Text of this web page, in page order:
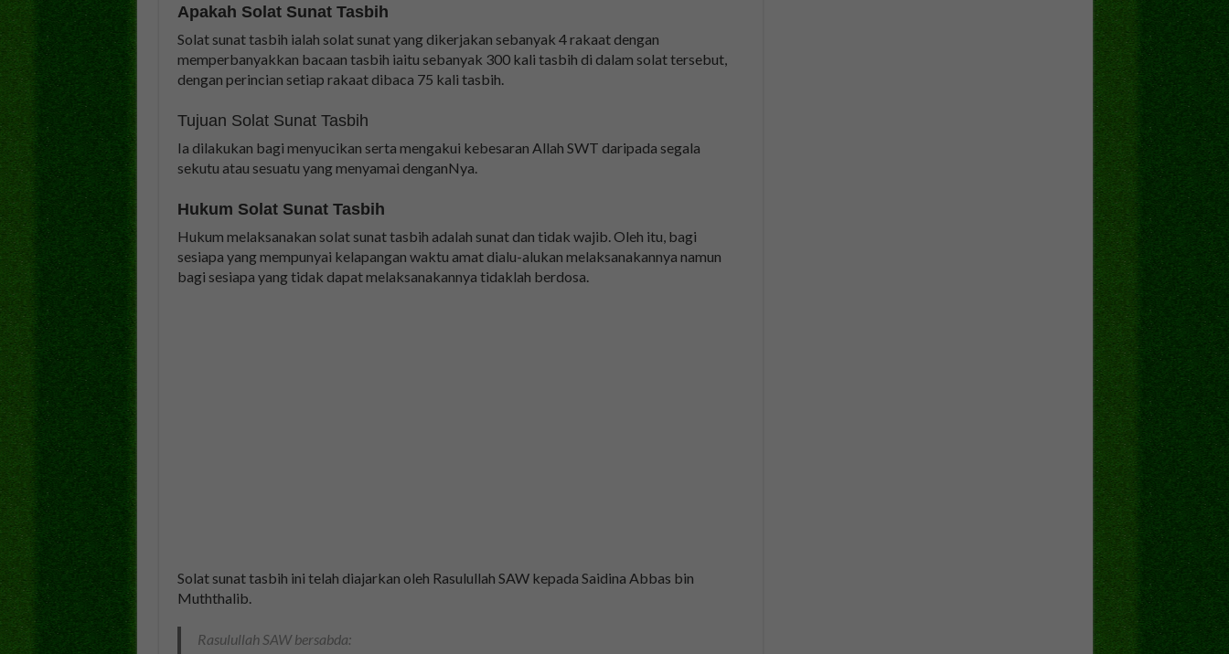
Apakah Solat Sunat Tasbih
Solat sunat tasbih ialah solat sunat yang dikerjakan sebanyak 4 rakaat dengan
memperbanyakkan bacaan tasbih iaitu sebanyak 300 kali tasbih di dalam solat tersebut,
dengan perincian setiap rakaat dibaca 75 kali tasbih.
Tujuan Solat Sunat Tasbih
Ia dilakukan bagi menyucikan serta mengakui kebesaran Allah SWT daripada segala
sekutu atau sesuatu yang menyamai denganNya.
Hukum Solat Sunat Tasbih
Hukum melaksanakan solat sunat tasbih adalah sunat dan tidak wajib. Oleh itu, bagi
sesiapa yang mempunyai kelapangan waktu amat dialu-alukan melaksanakannya namun
bagi sesiapa yang tidak dapat melaksanakannya tidaklah berdosa.
Solat sunat tasbih ini telah diajarkan oleh Rasulullah SAW kepada Saidina Abbas bin
Muththalib.
Rasulullah SAW bersabda: